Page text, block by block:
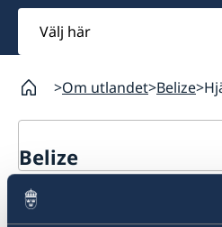
Välj
här
Om utlandet Belize
Belize
Rösta i Belize
Hjälp till svenskar i Balize
Hjälp till